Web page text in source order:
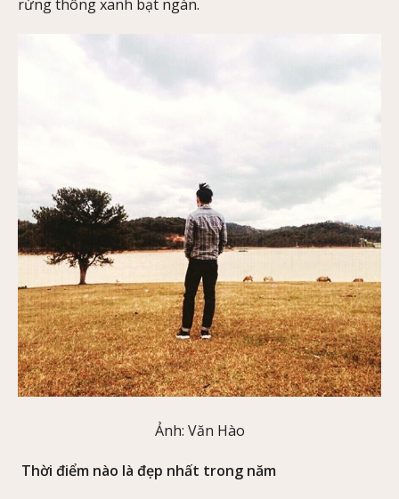
rừng thông xanh bạt ngàn.
Ảnh: Văn Hào
Thời điểm nào là đẹp nhất trong năm